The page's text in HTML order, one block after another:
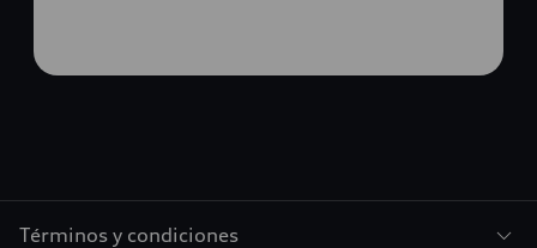
Términos y condiciones